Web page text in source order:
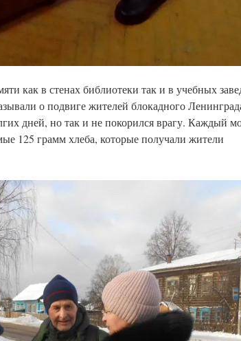
как в стенах библиотеки так и в учебных
о подвиге жителей блокадного
дней, но так и не покорился врагу. Каждый
125 грамм хлеба, которые получали жители